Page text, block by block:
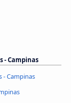
- Campinas
- Campinas